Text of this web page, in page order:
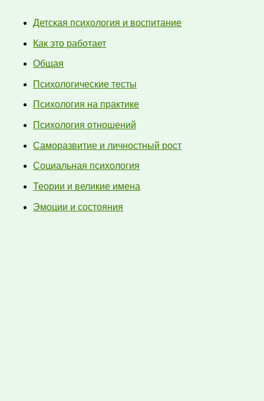
Детская психология и воспитание
Как это работает
Общая
Психологические тесты
Психология на практике
Психология отношений
Саморазвитие и личностный рост
Социальная психология
Теории и великие имена
Эмоции и состояния